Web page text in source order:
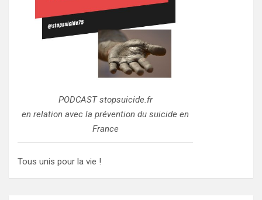
PODCAST stopsuicide.fr
en relation avec la prévention du suicide en
France
Tous unis pour la vie !